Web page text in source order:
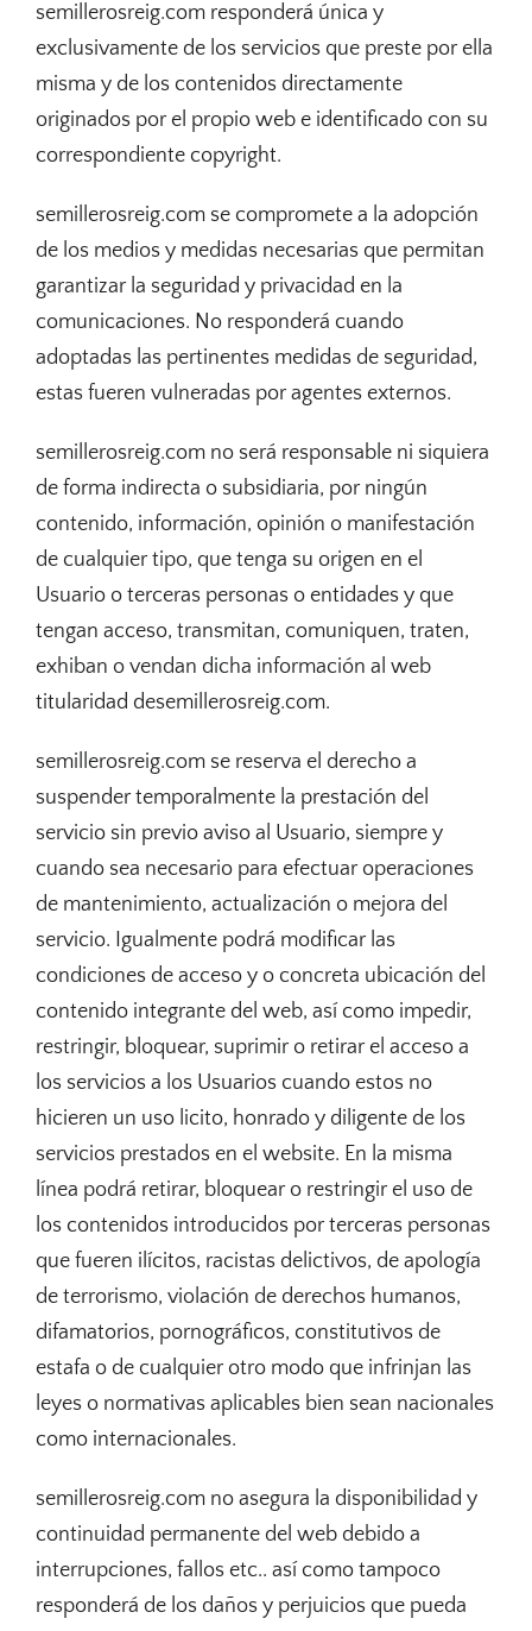
semillerosreig.com responderá única y
exclusivamente de los servicios que preste por ella
misma y de los contenidos directamente
originados por el propio web e identificado con su
correspondiente copyright.
semillerosreig.com se compromete a la adopción
de los medios y medidas necesarias que permitan
garantizar la seguridad y privacidad en la
comunicaciones. No responderá cuando
adoptadas las pertinentes medidas de seguridad,
estas fueren vulneradas por agentes externos.
semillerosreig.com no será responsable ni siquiera
de forma indirecta o subsidiaria, por ningún
contenido, información, opinión o manifestación
de cualquier tipo, que tenga su origen en el
Usuario o terceras personas o entidades y que
tengan acceso, transmitan, comuniquen, traten,
exhiban o vendan dicha información al web
titularidad desemillerosreig.com.
semillerosreig.com se reserva el derecho a
suspender temporalmente la prestación del
servicio sin previo aviso al Usuario, siempre y
cuando sea necesario para efectuar operaciones
de mantenimiento, actualización o mejora del
servicio. Igualmente podrá modificar las
condiciones de acceso y o concreta ubicación del
contenido integrante del web, así como impedir,
restringir, bloquear, suprimir o retirar el acceso a
los servicios a los Usuarios cuando estos no
hicieren un uso licito, honrado y diligente de los
servicios prestados en el website. En la misma
línea podrá retirar, bloquear o restringir el uso de
los contenidos introducidos por terceras personas
que fueren ilícitos, racistas delictivos, de apología
de terrorismo, violación de derechos humanos,
difamatorios, pornográficos, constitutivos de
estafa o de cualquier otro modo que infrinjan las
leyes o normativas aplicables bien sean nacionales
como internacionales.
semillerosreig.com no asegura la disponibilidad y
continuidad permanente del web debido a
interrupciones, fallos etc.. así como tampoco
responderá de los daños y perjuicios que pueda